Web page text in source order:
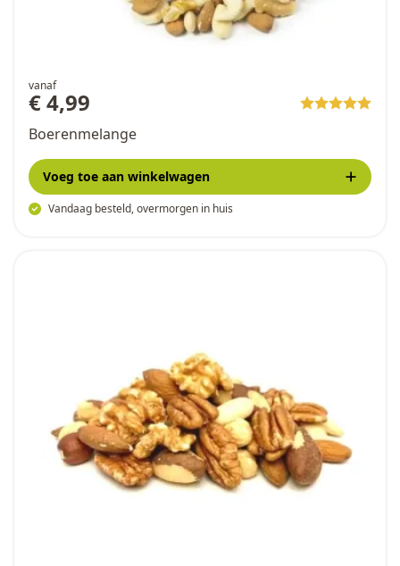
vanaf
€ 4,99
Boerenmelange
Vandaag besteld, overmorgen in huis
Voeg toe aan winkelwagen